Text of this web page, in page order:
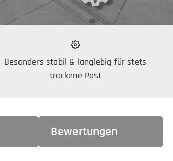
Besonders stabil & langlebig für stets
trockene Post
Bewertungen